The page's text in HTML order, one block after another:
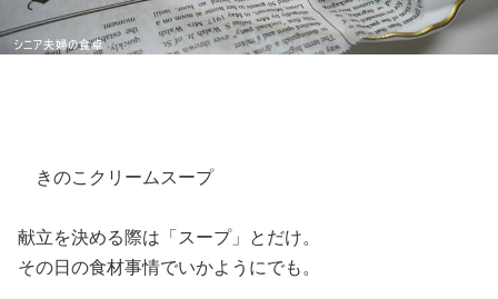
きのこクリームスープ
献立を決める際は「スープ」とだけ。
その日の食材事情でいかようにでも。